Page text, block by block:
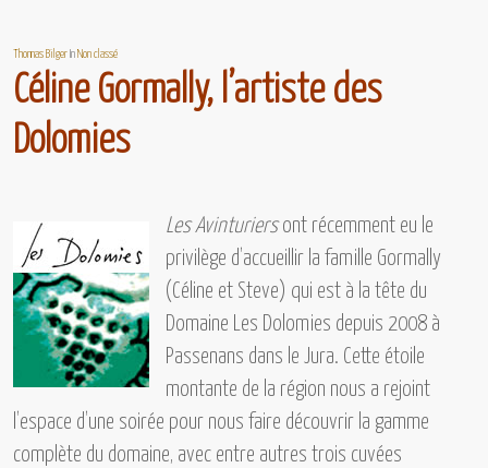
Thomas Bilger InNon classé
Céline Gormally, l’artiste des
Dolomies
Les Avinturiersont récemment eu le
privilège d’accueillir la famille Gormally
(Céline et Steve) qui est à la tête du
Domaine Les Dolomies depuis 2008 à
Passenans dans le Jura. Cette étoile
montante de la région nous a rejoint
l’espace d’une soirée pour nous faire découvrir la gamme
complète du domaine, avec entre autres trois cuvées